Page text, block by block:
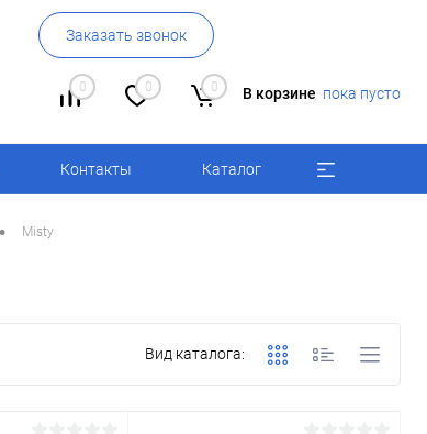
Заказать звонок
0 0 0 В корзине пока пусто
Контакты Каталог
• Misty
Вид каталога: